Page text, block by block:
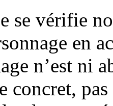
se vérifie
en
n’est ni
concret,